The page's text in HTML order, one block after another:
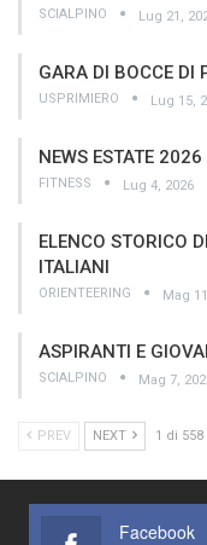
SCIALPINO Lug 21,
GARA DI BOCCE DI
USPRIMIERO Lug 15,
NEWS ESTATE 2026
FITNESS Lug 4, 2026
ELENCO STORICO
ITALIANI
ORIENTEERING Mag
ASPIRANTI E
SCIALPINO Mag 7,
PREV NEXT 1 di 558
Facebook